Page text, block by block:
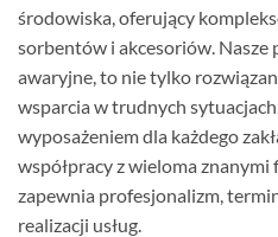
środowiska, oferujący
sorbentów i akcesoriów.
awaryjne, to nie tylko
wsparcia w trudnych
wyposażeniem dla każdego
współpracy z wieloma znanymi
zapewnia profesjonalizm,
realizacji usług.